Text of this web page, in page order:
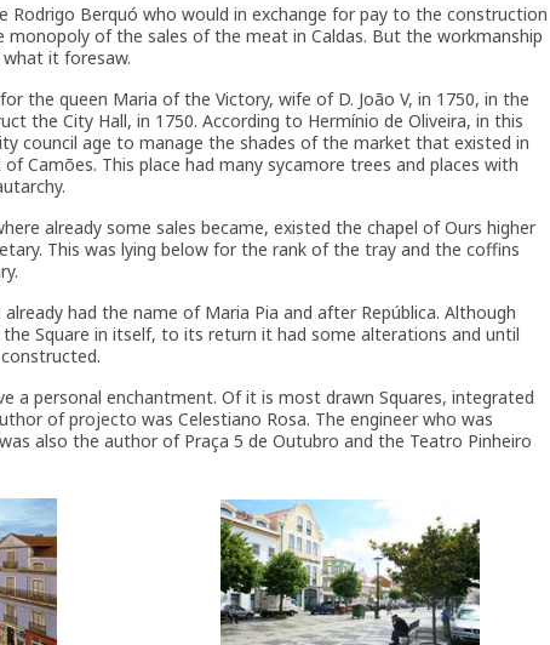
Rodrigo Berquó who would in exchange for pay to the construction
monopoly of the sales of the meat in Caldas. But the workmanship
it foresaw.
the queen Maria of the Victory, wife of D. João V, in 1750, in the
the City Hall, in 1750. According to Hermínio de Oliveira, in this
council age to manage the shades of the market that existed in
Camões. This place had many sycamore trees and places with
already some sales became, existed the chapel of Ours higher
This was lying below for the rank of the tray and the coffins
had the name of Maria Pia and after República. Although
Square in itself, to its return it had some alterations and until
a personal enchantment. Of it is most drawn Squares, integrated
of projecto was Celestiano Rosa. The engineer who was
also the author of Praça 5 de Outubro and the Teatro Pinheiro